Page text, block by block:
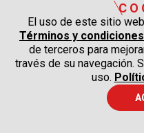
El uso de este sitio
Términos y condiciones
de terceros para
través de su navegación.
uso.